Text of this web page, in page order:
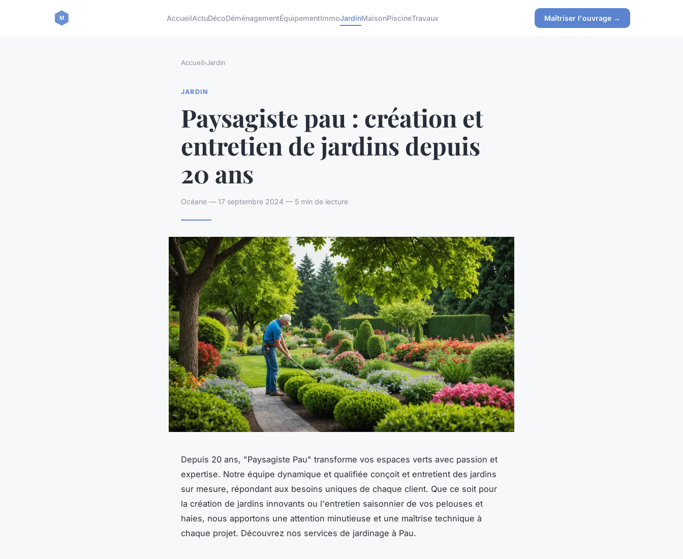
AccueilActuDécoDéménagementÉquipementImmoJardinMaisonPiscineTravaux Maîtriser l'ouvrage →
Accueil›Jardin
JARDIN
Paysagiste pau : création et
entretien de jardins depuis
20 ans
Océane — 17 septembre 2024 — 5 min de lecture
Depuis 20 ans, "Paysagiste Pau" transforme vos espaces verts avec passion et
expertise. Notre équipe dynamique et qualifiée conçoit et entretient des jardins
sur mesure, répondant aux besoins uniques de chaque client. Que ce soit pour
la création de jardins innovants ou l'entretien saisonnier de vos pelouses et
haies, nous apportons une attention minutieuse et une maîtrise technique à
chaque projet. Découvrez nos services de jardinage à Pau.